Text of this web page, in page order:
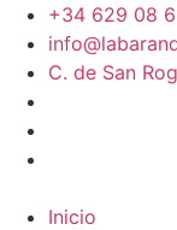
+34 629 08
C. de San
Inicio